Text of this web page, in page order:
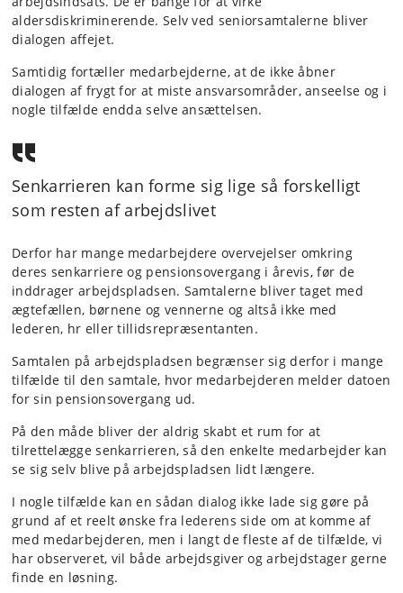
aldersdiskriminerende. Selv ved seniorsamtalerne bliver
dialogen affejet.
Samtidig fortæller medarbejderne, at de ikke åbner
dialogen af frygt for at miste ansvarsområder, anseelse og i
nogle tilfælde endda selve ansættelsen.
Senkarrieren kan forme sig lige så forskelligt
som resten af arbejdslivet
Derfor har mange medarbejdere overvejelser omkring
deres senkarriere og pensionsovergang i årevis, før de
inddrager arbejdspladsen. Samtalerne bliver taget med
ægtefællen, børnene og vennerne og altså ikke med
lederen, hr eller tillidsrepræsentanten.
Samtalen på arbejdspladsen begrænser sig derfor i mange
tilfælde til den samtale, hvor medarbejderen melder datoen
for sin pensionsovergang ud.
På den måde bliver der aldrig skabt et rum for at
tilrettelægge senkarrieren, så den enkelte medarbejder kan
se sig selv blive på arbejdspladsen lidt længere.
I nogle tilfælde kan en sådan dialog ikke lade sig gøre på
grund af et reelt ønske fra lederens side om at komme af
med medarbejderen, men i langt de fleste af de tilfælde, vi
har observeret, vil både arbejdsgiver og arbejdstager gerne
finde en løsning.